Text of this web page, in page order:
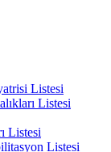
Listesi
Listesi
Listesi
Listesi